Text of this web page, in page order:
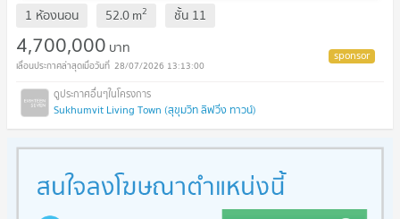
1 ห้องนอน 52.0m2 ชั้น 11
4,700,000 บาท
28/07/2026 13:13:00
Sukhumvit Living Town (สุขุมวิท ลิฟวิ่ง ทาวน์)